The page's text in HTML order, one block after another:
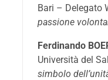
Bari – Delegato
passione
Ferdinando
Università del
simbolo